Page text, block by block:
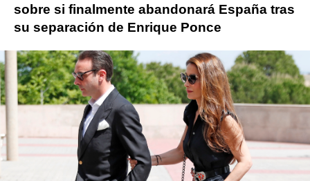
sobre si finalmente abandonará España tras
su separación de Enrique Ponce
Más sobre este tema:
Celebrities Ana Soria Enrique Ponce